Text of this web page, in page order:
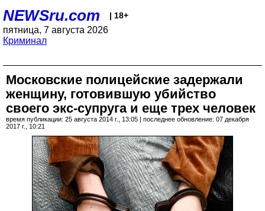
NEWSru.com | 18+
пятница, 7 августа 2026
Криминал
Московские полицейские задержали
женщину, готовившую убийство
своего экс-супруга и еще трех человек
время публикации: 25 августа 2014 г., 13:05 | последнее обновление: 07 декабря
2017 г., 10:21